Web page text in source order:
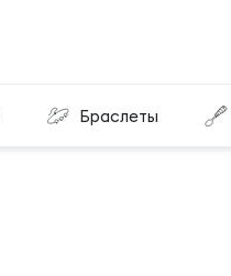
Браслеты